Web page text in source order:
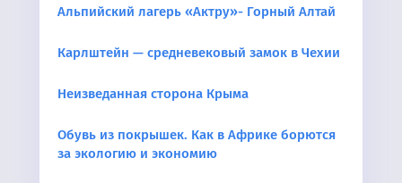
Альпийский лагерь «Актру»- Горный Алтай
Карлштейн — средневековый замок в Чехии
Неизведанная сторона Крыма
Обувь из покрышек. Как в Африке борются
за экологию и экономию